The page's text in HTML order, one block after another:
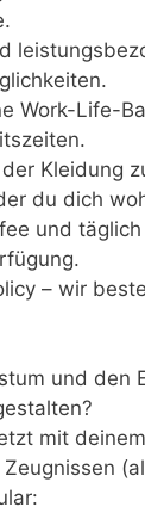
Work-Life-
Kleidung
du dich
und
– wir
und den
mit